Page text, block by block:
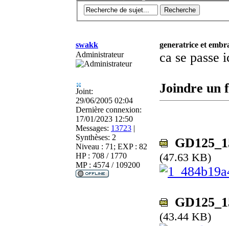
swakk
generatrice et
Administrateur
Joint:
29/06/2005 02:04
Dernière connexion:
17/01/2023 12:50
Messages: 13723 |
Synthèses: 2
Niveau : 71; EXP : 82
HP : 708 / 1770
MP : 4574 / 109200
ca se passe
Joindre un
(47.63 KB)
(43.44 KB)